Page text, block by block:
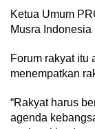
Ketua Umum
Musra
Forum rakyat itu
menempatkan
“Rakyat harus
agenda